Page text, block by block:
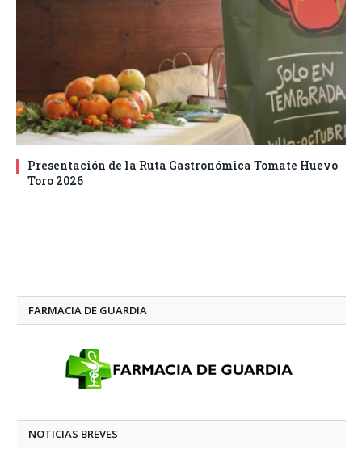
Presentación de la Ruta Gastronómica Tomate Huevo
Toro 2026
FARMACIA DE GUARDIA
NOTICIAS BREVES